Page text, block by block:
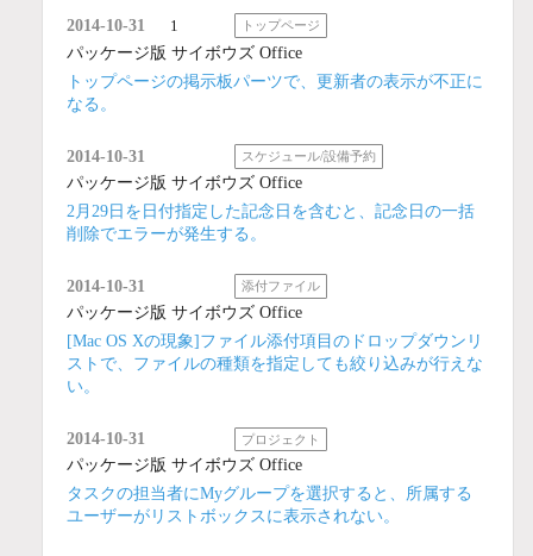
2014-10-31 1 トップページ
パッケージ版 サイボウズ Office
トップページの掲示板パーツで、更新者の表示が不正に
なる。
2014-10-31 スケジュール/設備予約
パッケージ版 サイボウズ Office
2月29日を日付指定した記念日を含むと、記念日の一括
削除でエラーが発生する。
2014-10-31 添付ファイル
パッケージ版 サイボウズ Office
[Mac OS Xの現象]ファイル添付項目のドロップダウンリ
ストで、ファイルの種類を指定しても絞り込みが行えな
い。
2014-10-31 プロジェクト
パッケージ版 サイボウズ Office
タスクの担当者にMyグループを選択すると、所属する
ユーザーがリストボックスに表示されない。